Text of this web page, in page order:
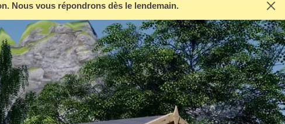
Nous vous répondrons dès le lendemain.